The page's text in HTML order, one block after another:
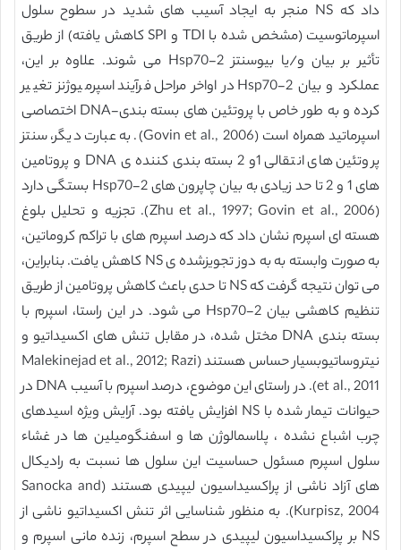
داد که NS منجر به ایجاد آسیب های شدید در سطوح سلول
اسپرماتوسیت (مشخص شده با TDI و SPI کاهش یافته) از طریق
تأثیر بر بیان و/یا بیوسنتز Hsp70-2 می شوند. علاوه بر این،
عملکرد و بیان Hsp70-2 در اواخر مراحل فرآیند اسپرمیوژنز تغییر
کرده و به طور خاص با پروتئین های بسته بندی-DNA اختصاصی
اسپرماتید همراه است (Govin et al., 2006). به عبارت دیگر، سنتز
پروتئین های انتقالی 1و 2 بسته بندی کننده ی DNA و پروتامین
های 1 و 2 تا حد زیادی به بیان چاپرون های Hsp70-2 بستگی دارد
(Zhu et al., 1997; Govin et al., 2006). تجزیه و تحلیل بلوغ
هسته ای اسپرم نشان داد که درصد اسپرم های با تراکم کروماتین،
به صورت وابسته به به دوز تجویزشده ی NS کاهش یافت. بنابراین،
می توان نتیجه گرفت که NS تا حدی باعث کاهش پروتامین از طریق
تنظیم کاهشی بیان Hsp70-2 می شود. در این راستا، اسپرم با
بسته بندی DNA مختل شده، در مقابل تنش های اکسیداتیو و
نیتروساتیوبسیار حساس هستند (Malekinejad et al., 2012; Razi
et al., 2011). در راستای این موضوع، درصد اسپرم با آسیب DNA در
حیوانات تیمار شده با NS افزایش یافته بود. آرایش ویژه اسیدهای
چرب اشباع نشده ، پلاسمالوژن ها و اسفنگومیلین ها در غشاء
سلول اسپرم مسئول حساسیت این سلول ها نسبت به رادیکال
های آزاد ناشی از پراکسیداسیون لیپیدی هستند (Sanocka and
Kurpisz, 2004). به منظور شناسایی اثر تنش اکسیداتیو ناشی از
NS بر پراکسیداسیون لیپیدی در سطح اسپرم، زنده مانی اسپرم و